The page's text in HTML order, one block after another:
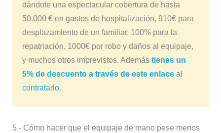
dándote una espectacular cobertura de hasta
50.000 € en gastos de hospitalización, 910€ para
desplazamiento de un familiar, 100% para la
repatriación, 1000€ por robo y daños al equipaje,
y muchos otros imprevistos. Además tienes un
5% de descuento a través de este enlaceal
contratarlo.
5.- Cómo hacer que el equipaje de mano pese menos